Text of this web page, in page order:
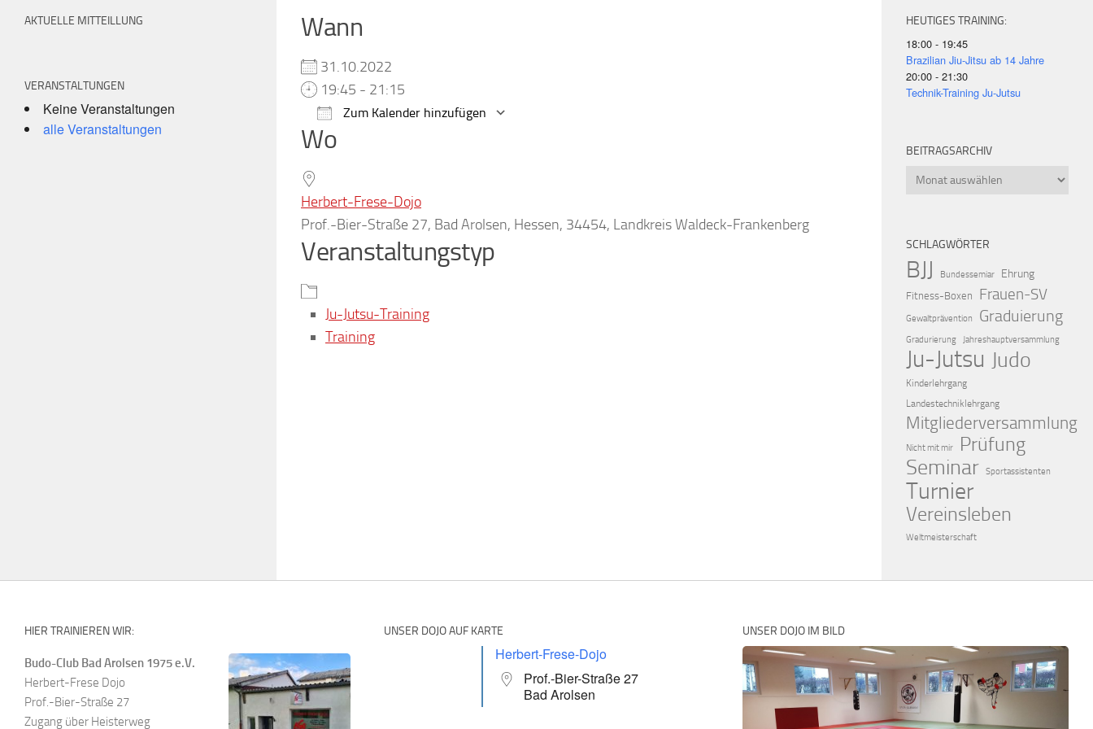
Wann
31.10.2022
19:45 - 21:15
Zum Kalender hinzufügen
ICS herunterladen
Wo
Herbert-Frese-Dojo
Prof.-Bier-Straße 27, Bad Arolsen, Hessen, 34454, Landkreis Waldeck-Frankenberg
Veranstaltungstyp
Ju-Jutsu-Training
Training
AKTUELLE MITTEILLUNG
VERANSTALTUNGEN
Keine Veranstaltungen
alle Veranstaltungen
HEUTIGES TRAINING:
18:00 - 19:45
Brazilian Jiu-Jitsu ab 14 Jahre
20:00 - 21:30
Technik-Training Ju-Jutsu
BEITRAGSARCHIV
Beitragsarchiv
SCHLAGWÖRTER
BJJ Bundessemiar Ehrung
Fitness-Boxen Frauen-SV
Gewaltprävention Graduierung
Gradurierung Jahreshauptversammlung
Ju-Jutsu Judo
Kinderlehrgang
Landestechniklehrgang
Mitgliederversammlung
Nicht mit mir Prüfung
Seminar Sportassistenten
Turnier
Vereinsleben
Weltmeisterschaft
HIER TRAINIEREN WIR:
Budo-Club Bad Arolsen 1975 e.V.
Herbert-Frese Dojo
Prof.-Bier-Straße 27
Zugang über Heisterweg
UNSER DOJO AUF KARTE
Herbert-Frese-Dojo
Prof.-Bier-Straße 27
Bad Arolsen
UNSER DOJO IM BILD